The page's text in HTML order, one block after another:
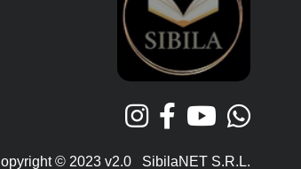
© 2023 v2.0 SibilaNET S.R.L.